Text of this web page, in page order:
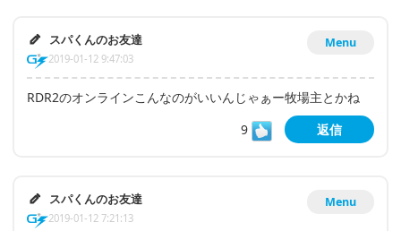
Menu
スパくんのお友達
2019-01-12 9:47:03
RDR2のオンラインこんなのがいいんじゃぁー牧場主とかね
9
返信
Menu
スパくんのお友達
2019-01-12 7:21:13